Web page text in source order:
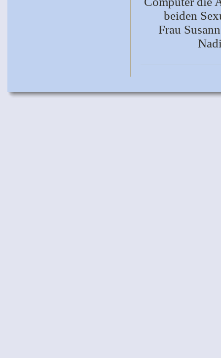
beiden
Frau